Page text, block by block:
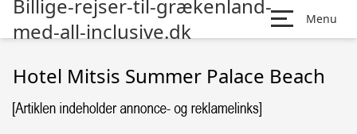
Billige-rejser-til-grækenland-
med-all-inclusive.dk
Menu
Hotel Mitsis Summer Palace Beach